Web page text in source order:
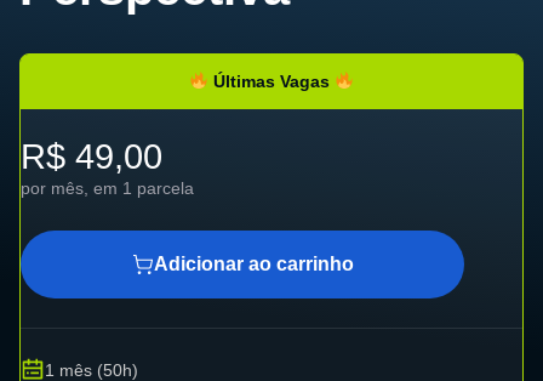
Últimas Vagas
R$ 49,00
por mês, em 1 parcela
Adicionar ao carrinho
1 mês (50h)